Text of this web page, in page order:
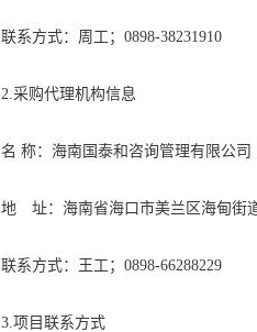
联系方式：周工；0898-
2.采购代理机构信息
名 称：海南国泰和咨
地 址：海南省海口市美兰
联系方式：王工；
3.项目联系方式